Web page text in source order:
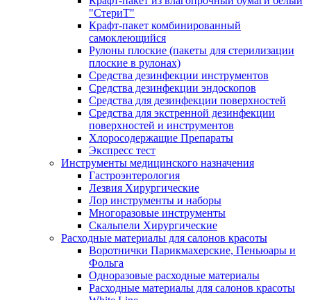
"СтериТ"
Крафт-пакет комбинированный
самоклеющийся
Рулоны плоские (пакеты для стерилизации
плоские в рулонах)
Средства дезинфекции инструментов
Средства дезинфекции эндоскопов
Средства для дезинфекции поверхностей
Средства для экстренной дезинфекции
поверхностей и инструментов
Хлоросодержащие Препараты
Экспресс тест
Инструменты медицинского назначения
Гастроэнтерология
Лезвия Хирургические
Лор инструменты и наборы
Многоразовые инструменты
Скальпели Хирургические
Расходные материалы для салонов красоты
Воротнички Парикмахерские, Пеньюары и
Фольга
Одноразовые расходные материалы
Расходные материалы для салонов красоты